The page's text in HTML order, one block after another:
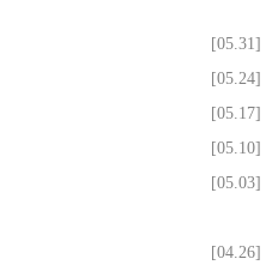
[05.31]
[05.24]
[05.17]
[05.10]
[05.03]
[04.26]